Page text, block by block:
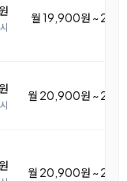
월 19,900원 ~
월 20,900원 ~
월 20,900원 ~